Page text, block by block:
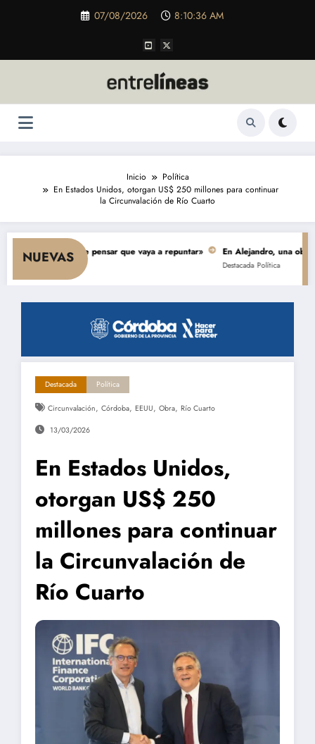
07/08/2026 8:10:37 AM
Inicio
Política
En Estados Unidos, otorgan US$ 250 millones para continuar
la Circunvalación de Río Cuarto
NUEVAS
nada hace pensar que vaya a repuntar» En Alejandro, una obra de $
Política
Destacada Política
Circunvalación, Córdoba, EEUU, Obra, Río Cuarto
13/03/2026
En Estados Unidos,
otorgan US$ 250
millones para continuar
la Circunvalación de
Río Cuarto